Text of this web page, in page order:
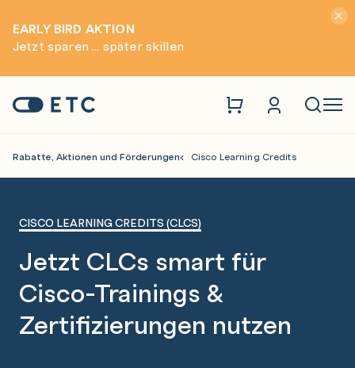
EARLY BIRD AKTION
Jetzt sparen ... später skillen
Startseite: ETC
Rabatte, Aktionen und Förderungen Cisco Learning Credits
CISCO LEARNING CREDITS (CLCS)
Jetzt CLCs smart für
Cisco-Trainings &
Zertifizierungen nutzen